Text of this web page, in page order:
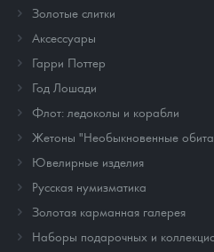
Золотые слитки
Аксессуары
Гарри Поттер
Год Лошади
Флот: ледоколы и корабли
Жетоны "Необыкновенные
Ювелирные изделия
Русская нумизматика
Золотая карманная галерея
Наборы подарочных и